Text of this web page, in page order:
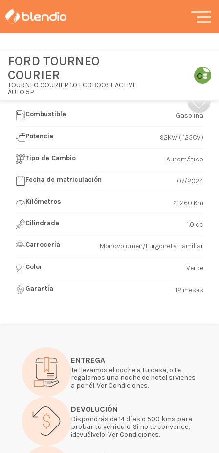
FORD TOURNEO
COURIER
TOURNEO COURIER 1.0 ECOBOOST ACTIVE
AUTO 5P
ENTREGA
Te llevamos el coche a tu casa, o te
regalamos una noche de hotel si vienes
a por él. Ver Condiciones.
DEVOLUCIÓN
Dispondrás de 14 días o 500 kms para
probar tu vehículo. Si no te convence,
¡devuélvelo! Ver Condiciones.
Combustible Gasolina
Potencia 92KW ( 125CV)
Tipo de Cambio Automático
Fecha de matriculación 07/2024
Kilómetros 21.260 Km
Cilindrada 1.0 cc
Carrocería Monovolumen/Furgoneta Familiar
Color Verde
Garantía 12 meses